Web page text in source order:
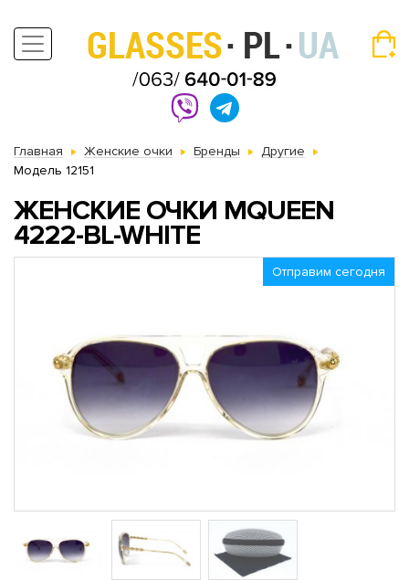
Главная Женские очки Бренды
Другие
Модель 12151
ЖЕНСКИЕ ОЧКИ MQUEEN
4222-BL-WHITE
Отправим сегодня